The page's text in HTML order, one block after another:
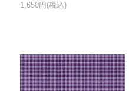
1,650円(税込)